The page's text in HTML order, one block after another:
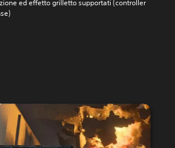
ed effetto grilletto supportati (controller